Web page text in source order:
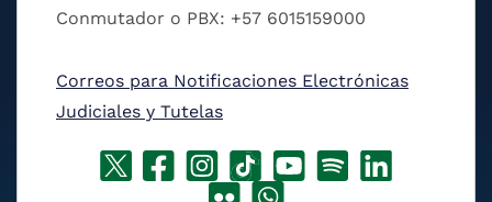
Conmutador o PBX: +57 6015159000
Correos para Notificaciones Electrónicas
Judiciales y Tutelas